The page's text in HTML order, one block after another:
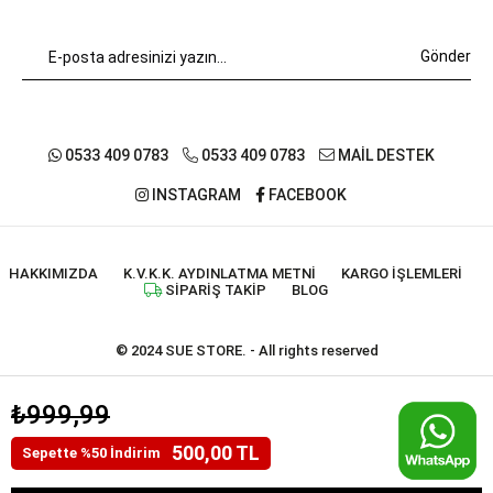
₺999,99
Sepette %50 İndirim 500,00 TL
Gönder
0533 409 0783 0533 409 0783 MAİL DESTEK
INSTAGRAM FACEBOOK
HAKKIMIZDA K.V.K.K. AYDINLATMA METNI
KARGO İŞLEMLERI
SIPARIŞ TAKIP
BLOG
© 2024 SUE STORE. - All rights reserved